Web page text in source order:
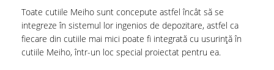
Toate cutiile Meiho sunt concepute astfel încât să se
integreze în sistemul lor ingenios de depozitare, astfel ca
fiecare din cutiile mai mici poate fi integrată cu usurință în
cutiile Meiho, într-un loc special proiectat pentru ea.